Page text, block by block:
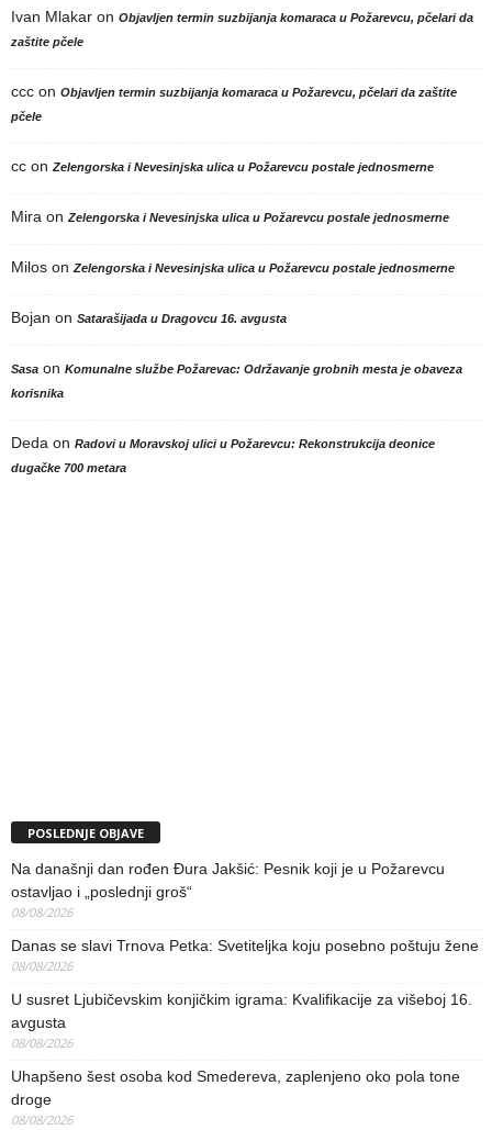
Ivan Mlakar on Objavljen termin suzbijanja komaraca u Požarevcu, pčelari da
zaštite pčele
ccc on Objavljen termin suzbijanja komaraca u Požarevcu, pčelari da zaštite
pčele
cc on Zelengorska i Nevesinjska ulica u Požarevcu postale jednosmerne
Mira on Zelengorska i Nevesinjska ulica u Požarevcu postale jednosmerne
Milos on Zelengorska i Nevesinjska ulica u Požarevcu postale jednosmerne
Bojan on Satarašijada u Dragovcu 16. avgusta
Sasa on Komunalne službe Požarevac: Održavanje grobnih mesta je obaveza
korisnika
Deda on Radovi u Moravskoj ulici u Požarevcu: Rekonstrukcija deonice
dugačke 700 metara
POSLEDNJE OBJAVE
Na današnji dan rođen Đura Jakšić: Pesnik koji je u Požarevcu
ostavljao i „poslednji groš“
08/08/2026
Danas se slavi Trnova Petka: Svetiteljka koju posebno poštuju žene
08/08/2026
U susret Ljubičevskim konjičkim igrama: Kvalifikacije za višeboj 16.
avgusta
08/08/2026
Uhapšeno šest osoba kod Smedereva, zaplenjeno oko pola tone
droge
08/08/2026